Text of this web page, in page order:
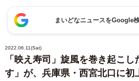
まいどなニュースをGoogle
2022.06.11(Sat)
「映え寿司」旋風を巻き起こ
す」が、兵庫県・西宮北口に初